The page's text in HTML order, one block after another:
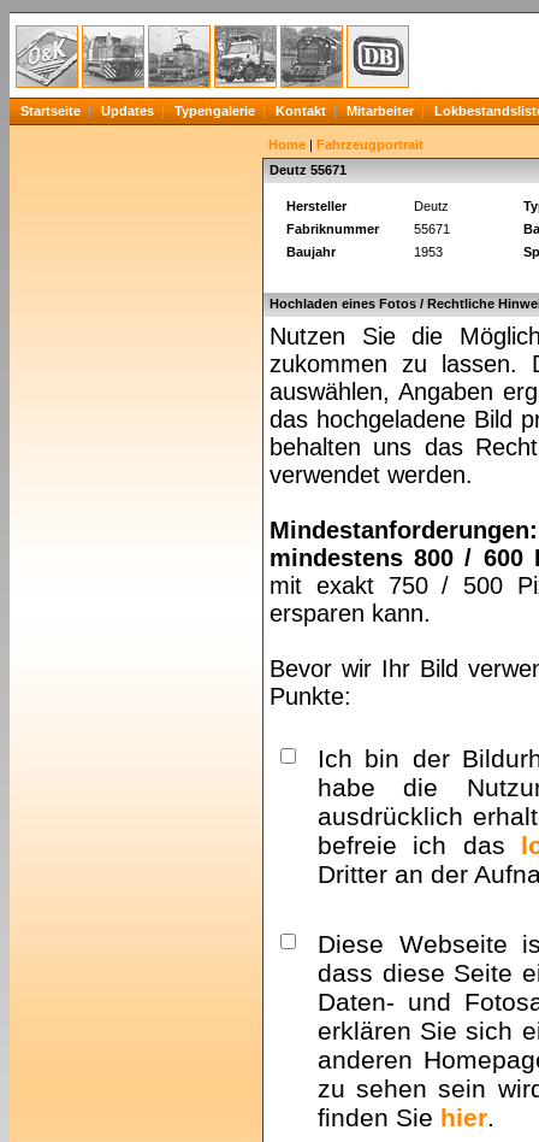
Startseite Updates Typengalerie Kontakt Mitarbeiter
Home | Fahrzeugportrait
Deutz 55671
Hersteller Deutz
Fabriknummer
55671
Baujahr
1953
Hochladen eines Fotos / Rechtliche
Nutzen Sie die
zukommen zu lassen.
auswählen, Angaben
das hochgeladene Bild
behalten uns das
verwendet werden.
Mindestanforderungen:
mindestens 800 / 600
mit exakt 750 / 500
ersparen kann.
Bevor wir Ihr Bild
Punkte:
Ich bin der
habe die
ausdrücklich
befreie ich das
Dritter an der
Diese Webseite
dass diese Seite
Daten- und
erklären Sie sich
anderen
zu sehen sein
finden Sie hier.